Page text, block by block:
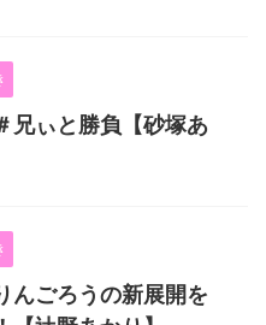
兄ぃと勝負【砂塚あ
んごろうの新展開を